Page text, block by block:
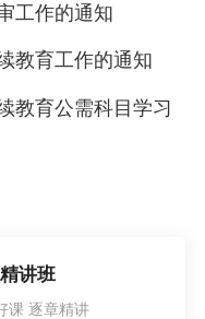
。
知申报直接评审高
例的限制。
行政主管部门或设
对单位推荐的申
。非公经济组织申
设区市人力资源社
工作的通知
教育工作的通知
教育公需科目学习
讲班
课 逐章精讲